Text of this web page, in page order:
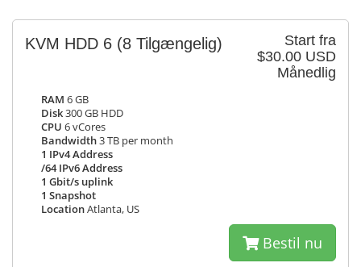
Start fra
$30.00 USD
Månedlig
KVM HDD 6 (8 Tilgængelig)
RAM 6 GB
Disk300 GB HDD
CPU 6 vCores
Bandwidth3 TB per month
1 IPv4 Address
/64 IPv6 Address
1 Gbit/s uplink
1 Snapshot
LocationAtlanta, US
Bestil nu